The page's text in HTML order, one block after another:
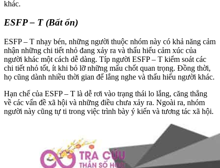
khác.
ESFP – T (Bất ổn)
ESFP – T nhạy bén, những người thuộc nhóm này có khả năng cảm
nhận những chi tiết nhỏ đang xảy ra và thấu hiểu cảm xúc của
người khác một cách dễ dàng. Típ người ESFP – T kiểm soát các
chi tiết nhỏ tốt, ít khi bỏ lỡ những mấu chốt quan trọng. Đồng thời,
họ cũng dành nhiều thời gian để lắng nghe và thấu hiểu người khác.
Hạn chế của ESFP – T là dễ rơi vào trạng thái lo lắng, căng thẳng
về các vấn đề xã hội và những điều chưa xảy ra. Ngoài ra, nhóm
người này cũng tự ti trong việc trình bày ý kiến và tương tác xã hội.